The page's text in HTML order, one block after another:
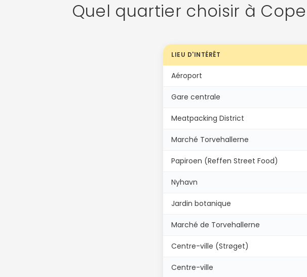
Quel quartier choisir à
LIEU D'INTÉRÊT
Aéroport
Gare centrale
Meatpacking District
Marché Torvehallerne
Papiroen (Reffen Street Food)
Nyhavn
Jardin botanique
Marché de Torvehallerne
Centre-ville (Strøget)
Centre-ville